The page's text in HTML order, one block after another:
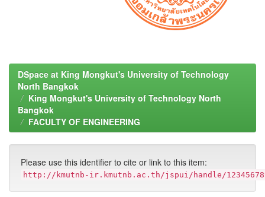
DSpace at King Mongkut's University of Technology
North Bangkok
King Mongkut's University of Technology North
Bangkok
FACULTY OF ENGINEERING
Please use this identifier to cite or link to this item:
http://kmutnb-ir.kmutnb.ac.th/jspui/handle/